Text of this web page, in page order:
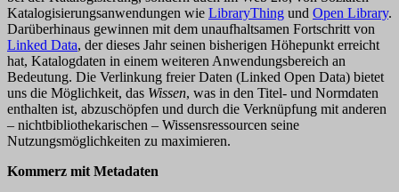
Katalogisierungsanwendungen wie LibraryThing und Open Library.
Darüberhinaus gewinnen mit dem unaufhaltsamen Fortschritt von
Linked Data, der dieses Jahr seinen bisherigen Höhepunkt erreicht
hat, Katalogdaten in einem weiteren Anwendungsbereich an
Bedeutung. Die Verlinkung freier Daten (Linked Open Data) bietet
uns die Möglichkeit, das Wissen, was in den Titel- und Normdaten
enthalten ist, abzuschöpfen und durch die Verknüpfung mit anderen
– nichtbibliothekarischen – Wissensressourcen seine
Nutzungsmöglichkeiten zu maximieren.
Kommerz mit Metadaten